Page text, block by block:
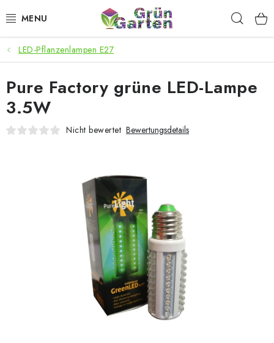
Inhalt
ANGEBOTE
LED PFLANZENLAMPEN
ANBAUBEDARF FÜR DEN HEIMANBAU
SMARTER GARTEN
Kaufberatung AGB
Datenschutzerklärung Impressum
LED-Pflanzenlampen E27
Pure Factory grüne LED-Lampe
3.5W
Nicht bewertet Bewertungsdetails